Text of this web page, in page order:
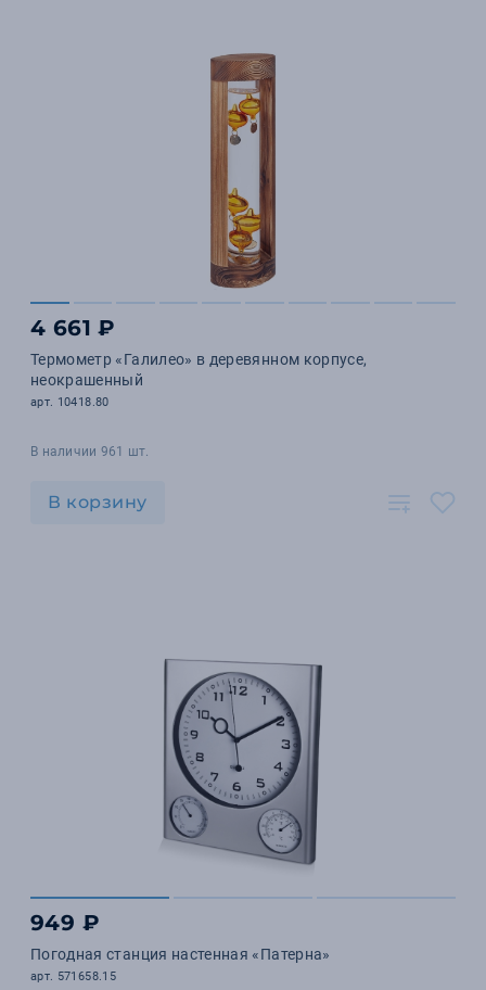
4 661 ₽
Термометр «Галилео» в деревянном корпусе,
неокрашенный
арт. 10418.80
В наличии 961 шт.
В корзину
949 ₽
Погодная станция настенная «Патерна»
арт. 571658.15